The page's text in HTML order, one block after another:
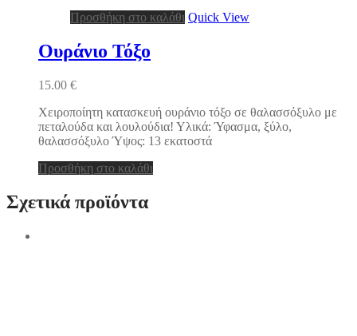
Προσθήκη στο καλάθι Quick View
Ουράνιο Τόξο
15.00 €
Χειροποίητη κατασκευή ουράνιο τόξο σε θαλασσόξυλο με
πεταλούδα και λουλούδια! Υλικά: Ύφασμα, ξύλο,
θαλασσόξυλο Ύψος: 13 εκατοστά
Προσθήκη στο καλάθι
Σχετικά προϊόντα